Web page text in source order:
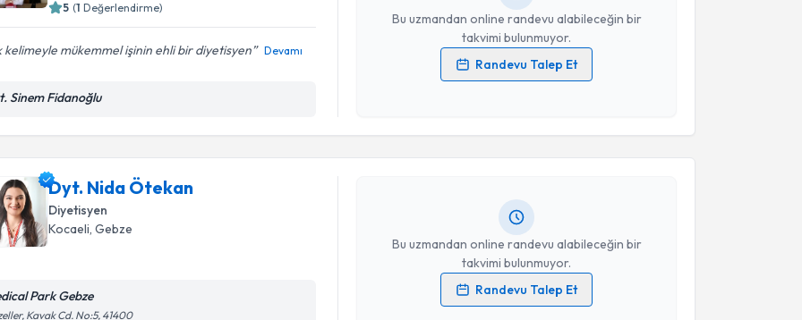
5 (1 Değerlendirme)
kelimeyle mükemmel işinin ehli bir diyetisyen Devamı
Sinem Fidanoğlu
Bu uzmandan online randevu alabileceğin bir
takvimi bulunmuyor.
Randevu Talep Et
Kişisel verilerimin işlenmesine ilişkinAydınlatma Metni
Dyt. Nida Ötekan
Diyetisyen
Kocaeli, Gebze
Park Gebze
Kavak Cd. No:5, 41400
Bu uzmandan online randevu alabileceğin bir
takvimi bulunmuyor.
Randevu Talep Et
Kişisel verilerimin işlenmesine ilişkinAydınlatma Metni